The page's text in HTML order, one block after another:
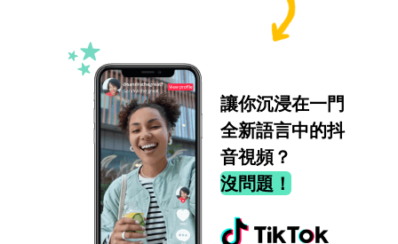
讓你沉浸在一門
全新語言中的抖
音視頻？
沒問題！